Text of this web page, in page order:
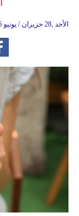
13:09 2026 الأحد ,28 حزيران / يونيو